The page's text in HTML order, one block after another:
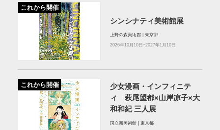
これから開催
シンシナティ美術館展
上野の森美術館 | 東京都
2026年10月10日~2027年1月10日
これから開催
少女漫画・インフィニテ
ィ 萩尾望都×山岸凉子×大
和和紀 三人展
国立新美術館 | 東京都